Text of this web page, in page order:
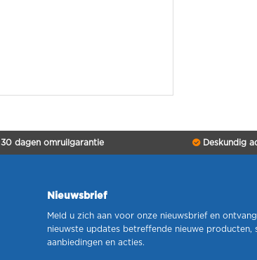
30 dagen omruilgarantie Deskundig
Nieuwsbrief
Meld u zich aan voor onze nieuwsbrief en
nieuwste updates betreffende nieuwe producten,
aanbiedingen en acties.